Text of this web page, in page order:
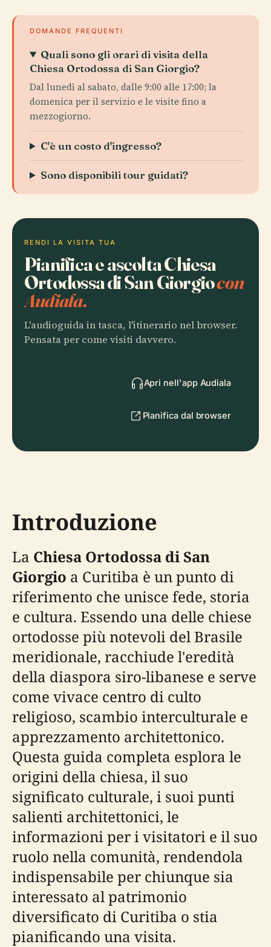
DOMANDE FREQUENTI
Quali sono gli orari di visita della
Chiesa Ortodossa di San Giorgio?
Dal lunedì al sabato, dalle 9:00 alle 17:00; la
domenica per il servizio e le visite fino a
mezzogiorno.
C'è un costo d'ingresso?
Sono disponibili tour guidati?
RENDI LA VISITA TUA
Pianifica e ascolta Chiesa
Ortodossa di San Giorgiocon
Audiala.
L'audioguida in tasca, l'itinerario nel browser.
Pensata per come visiti davvero.
Apri nell'app Audiala
Pianifica dal browser
Introduzione
La Chiesa Ortodossa di San
Giorgio a Curitiba è un punto di
riferimento che unisce fede, storia
e cultura. Essendo una delle chiese
ortodosse più notevoli del Brasile
meridionale, racchiude l'eredità
della diaspora siro-libanese e serve
come vivace centro di culto
religioso, scambio interculturale e
apprezzamento architettonico.
Questa guida completa esplora le
origini della chiesa, il suo
significato culturale, i suoi punti
salienti architettonici, le
informazioni per i visitatori e il suo
ruolo nella comunità, rendendola
indispensabile per chiunque sia
interessato al patrimonio
diversificato di Curitiba o stia
pianificando una visita.